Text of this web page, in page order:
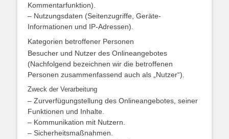
Kommentarfunktion).
– Nutzungsdaten (Seitenzugriffe, Geräte-
Informationen und IP-Adressen).
Kategorien betroffener Personen
Besucher und Nutzer des Onlineangebotes
(Nachfolgend bezeichnen wir die betroffenen
Personen zusammenfassend auch als „Nutzer“).
Zweck der Verarbeitung
– Zurverfügungstellung des Onlineangebotes, seiner
Funktionen und Inhalte.
– Kommunikation mit Nutzern.
– Sicherheitsmaßnahmen.